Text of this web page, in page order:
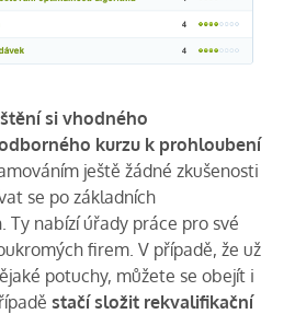
si vhodného
kurzu k prohloubení
ještě žádné zkušenosti
se po základních
Ty nabízí úřady práce pro své
firem. V případě, že už
potuchy, můžete se obejít i
stačí složit rekvalifikační